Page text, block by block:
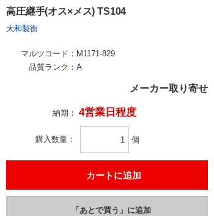
高圧継手(オス×メス) TS104
大和製衡
マルツコード： M1171-829
品質ランク： A
メーカー取り寄せ
納期： 4営業日程度
購入数量 個